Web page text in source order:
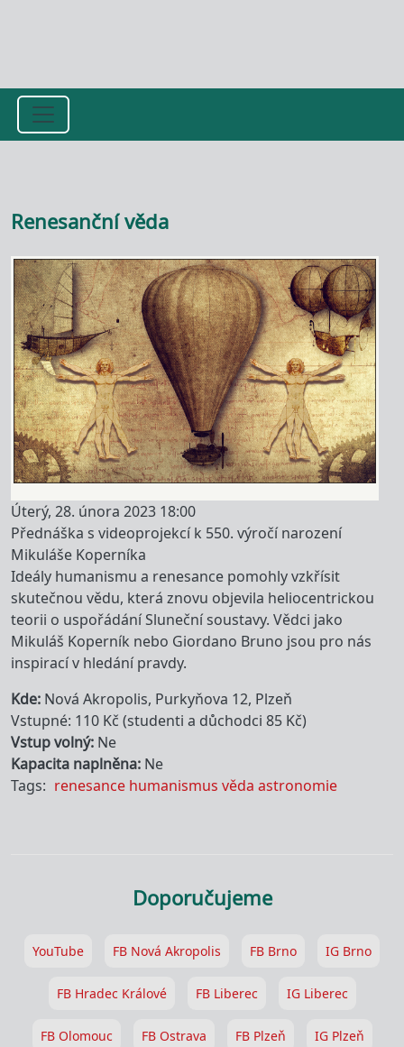
Přejít k hlavnímu obsahu
Renesanční věda
Úterý, 28. února 2023 18:00
Přednáška s videoprojekcí k 550. výročí narození
Mikuláše Koperníka
Ideály humanismu a renesance pomohly vzkřísit
skutečnou vědu, která znovu objevila heliocentrickou
teorii o uspořádání Sluneční soustavy. Vědci jako
Mikuláš Koperník nebo Giordano Bruno jsou pro nás
inspirací v hledání pravdy.
Kde Nová Akropolis, Purkyňova 12, Plzeň
Vstupné: 110 Kč (studenti a důchodci 85 Kč)
Vstup volný Ne
Kapacita naplněna Ne
Tags
renesance humanismus věda astronomie
Doporučujeme
YouTube FB Nová Akropolis FB Brno IG Brno
FB Hradec Králové FB Liberec IG Liberec
FB Olomouc FB Ostrava FB Plzeň IG Plzeň